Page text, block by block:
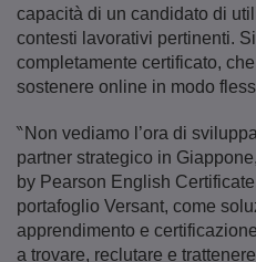
capacità di un candidato di
contesti lavorativi pertinenti.
completamente certificato,
sostenere online in modo
‶Non vediamo l’ora di
partner strategico in
by Pearson English
portafoglio Versant, come
apprendimento e
a trovare, reclutare e